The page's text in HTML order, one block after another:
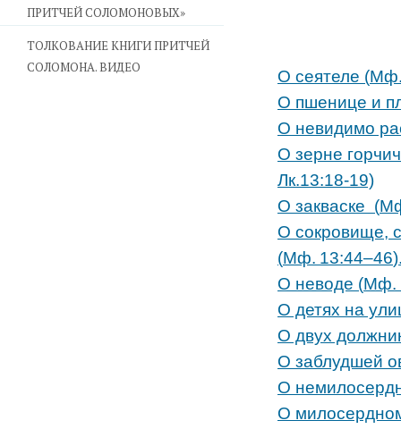
ПРИТЧЕЙ СОЛОМОНОВЫХ»
ТОЛКОВАНИЕ КНИГИ ПРИТЧЕЙ
СОЛОМОНА. ВИДЕО
О сеятеле (
О пшенице и
О невидимо
О зерне
Лк.13:18-19)
О закваске (
О сокровище,
(Мф. 13:44–46
О неводе (Мф.
О детях на
О двух
О заблудшей
О
О